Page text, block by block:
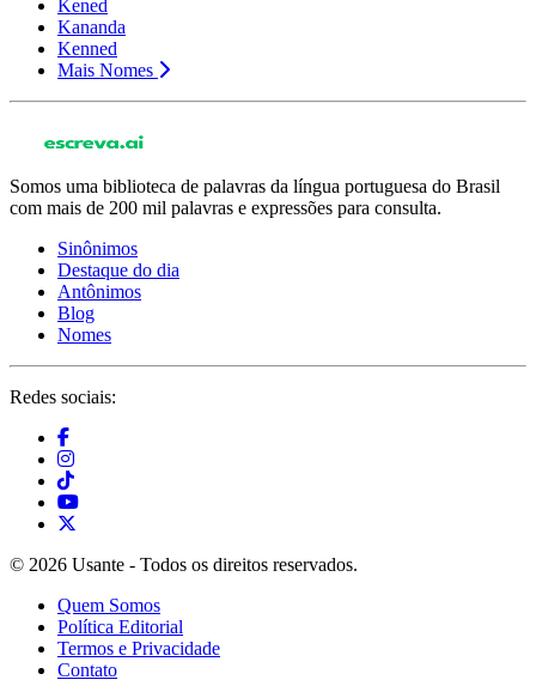
Kened
Kananda
Kenned
Mais Nomes
Somos uma biblioteca de palavras da língua portuguesa do Brasil
com mais de 200 mil palavras e expressões para consulta.
Sinônimos
Destaque do dia
Antônimos
Blog
Nomes
Redes sociais:
© 2026 Usante - Todos os direitos reservados.
Quem Somos
Política Editorial
Termos e Privacidade
Contato